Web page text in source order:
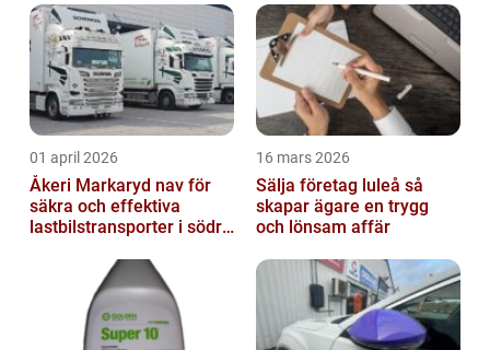
01 april 2026
Åkeri Markaryd nav för
säkra och effektiva
lastbilstransporter i södra
16 mars 2026
Sälja företag luleå så
skapar ägare en trygg
och lönsam affär